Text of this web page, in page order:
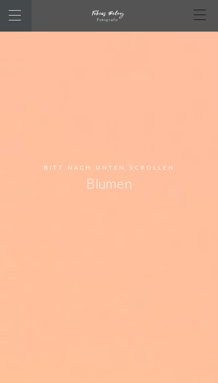
BITT NACH UNTEN SCROLLEN
Blumen